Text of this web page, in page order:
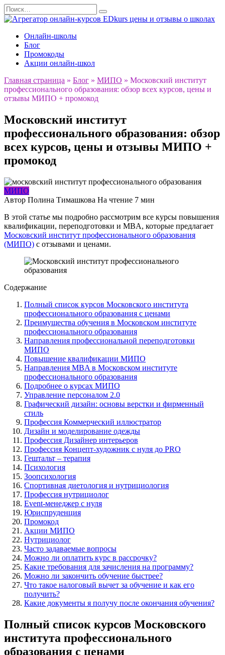
Перейти
к
содержанию
Search
for:
Онлайн-школы
Блог
Промокоды
Акции онлайн-школ
Главная страница » Блог » МИПО » Московский институт
профессионального образования: обзор всех курсов, цены и
отзывы МИПО + промокод
Московский институт
профессионального образования: обзор
всех курсов, цены и отзывы МИПО +
промокод
МИПО
Автор Полина Тимашкова На чтение 7 мин
В этой статье мы подробно рассмотрим все курсы повышения
квалификации, переподготовки и MBA, которые предлагает
Московский институт профессионального образования
(МИПО) с отзывами и ценами.
Содержание
Полный список курсов Московского института
профессионального образования с ценами
Преимущества обучения в Московском институте
профессионального образования
Направления профессиональной переподготовки
МИПО
Повышение квалификации МИПО
Направления MBA в Московском институте
профессионального образования
Подробнее о курсах МИПО
Управление персоналом 2.0
Графический дизайн: основы верстки и фирменный
стиль
Профессия Коммерческий иллюстратор
Дизайн и моделирование одежды
Профессия Дизайнер интерьеров
Профессия Концепт-художник с нуля до PRO
Гештальт – терапия
Психология
Зоопсихология
Спортивная диетология и нутрициология
Профессия нутрициолог
Event-менеджер с нуля
Юриспруденция
Промокод
Акции МИПО
Нутрициолог
Часто задаваемые вопросы
Можно ли оплатить курс в рассрочку?
Какие требования для зачисления на программу?
Можно ли закончить обучение быстрее?
Что такое налоговый вычет за обучение и как его
получить?
Какие документы я получу после окончания обучения?
Полный список курсов Московского
института профессионального
образования с ценами